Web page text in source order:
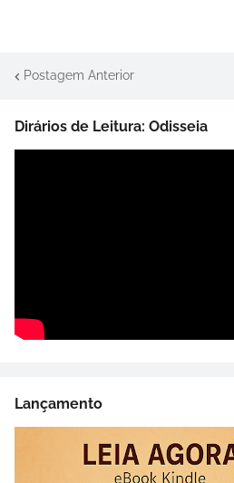
Postagem Anterior
Dirários de Leitura: Odisseia
Lançamento